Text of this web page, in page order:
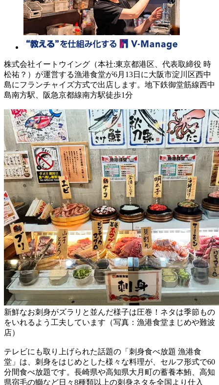
株式会社イートウイング（本社:東京都港区、代表取締役 時
松祐？）が運営する漁港食堂が6月13日に大阪市淀川区西中
島にフランチャイズ方式で出店します。地下鉄御堂筋線西中
島南方駅、阪急京都線南方駅徒歩1分
新鮮なお刺身がズラリと並んだ様子は圧巻！ネタは季節もの
をいれるよう工夫しています（写真：漁港食堂まじめや難波
店）
テレビにも取り上げられた話題の「刺身食べ放題 漁港食
堂」は、刺身をはじめとした様々な料理が、セルフ形式で60
分間食べ放題です。長崎県や高知県大月町の蓄養本鮪、高知
県宿毛の鰤など日々8種類以上の刺身ネタを全国より仕入